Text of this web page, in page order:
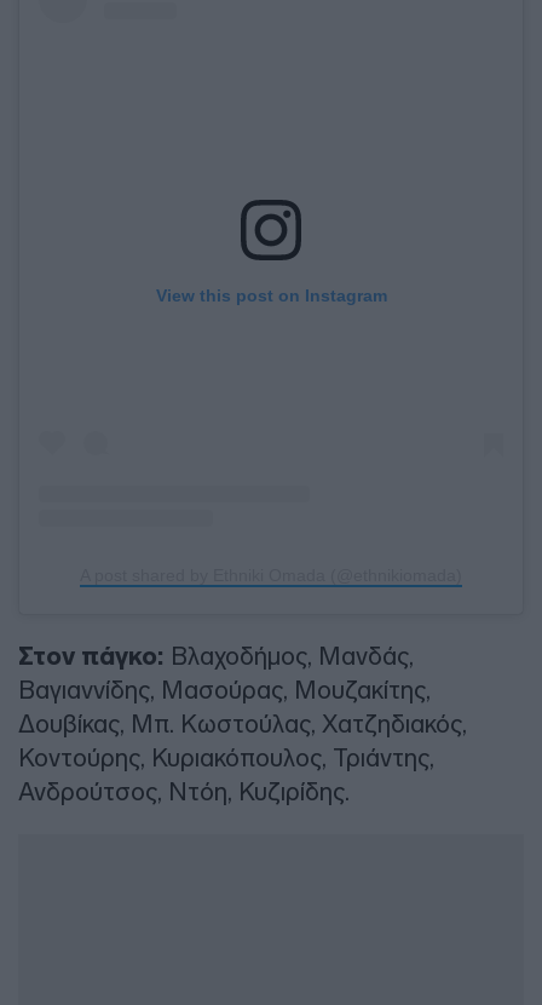
View this post on Instagram
Στον πάγκο: Βλαχοδήμος, Μανδάς,
Βαγιαννίδης, Μασούρας, Μουζακίτης,
Δουβίκας, Μπ. Κωστούλας, Χατζηδιακός,
Κοντούρης, Κυριακόπουλος, Τριάντης,
Ανδρούτσος, Ντόη, Κυζιρίδης.